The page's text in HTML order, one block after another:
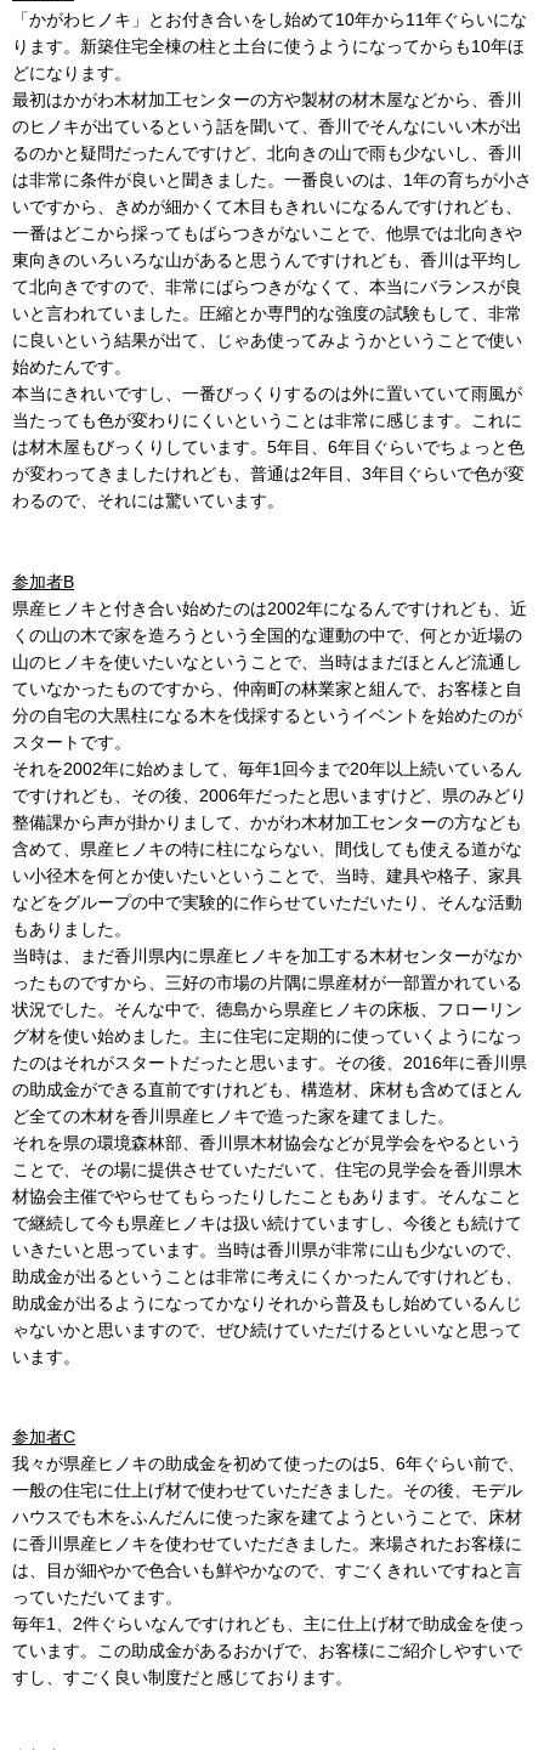
「かがわヒノキ」とお付き合いをし始めて10年から11年ぐらいにな
ります。新築住宅全棟の柱と土台に使うようになってからも10年ほ
どになります。
最初はかがわ木材加工センターの方や製材の材木屋などから、香川
のヒノキが出ているという話を聞いて、香川でそんなにいい木が出
るのかと疑問だったんですけど、北向きの山で雨も少ないし、香川
は非常に条件が良いと聞きました。一番良いのは、1年の育ちが小さ
いですから、きめが細かくて木目もきれいになるんですけれども、
一番はどこから採ってもばらつきがないことで、他県では北向きや
東向きのいろいろな山があると思うんですけれども、香川は平均し
て北向きですので、非常にばらつきがなくて、本当にバランスが良
いと言われていました。圧縮とか専門的な強度の試験もして、非常
に良いという結果が出て、じゃあ使ってみようかということで使い
始めたんです。
本当にきれいですし、一番びっくりするのは外に置いていて雨風が
当たっても色が変わりにくいということは非常に感じます。これに
は材木屋もびっくりしています。5年目、6年目ぐらいでちょっと色
が変わってきましたけれども、普通は2年目、3年目ぐらいで色が変
わるので、それには驚いています。
参加者B
県産ヒノキと付き合い始めたのは2002年になるんですけれども、近
くの山の木で家を造ろうという全国的な運動の中で、何とか近場の
山のヒノキを使いたいなということで、当時はまだほとんど流通し
ていなかったものですから、仲南町の林業家と組んで、お客様と自
分の自宅の大黒柱になる木を伐採するというイベントを始めたのが
スタートです。
それを2002年に始めまして、毎年1回今まで20年以上続いているん
ですけれども、その後、2006年だったと思いますけど、県のみどり
整備課から声が掛かりまして、かがわ木材加工センターの方なども
含めて、県産ヒノキの特に柱にならない、間伐しても使える道がな
い小径木を何とか使いたいということで、当時、建具や格子、家具
などをグループの中で実験的に作らせていただいたり、そんな活動
もありました。
当時は、まだ香川県内に県産ヒノキを加工する木材センターがなか
ったものですから、三好の市場の片隅に県産材が一部置かれている
状況でした。そんな中で、徳島から県産ヒノキの床板、フローリン
グ材を使い始めました。主に住宅に定期的に使っていくようになっ
たのはそれがスタートだったと思います。その後、2016年に香川県
の助成金ができる直前ですけれども、構造材、床材も含めてほとん
ど全ての木材を香川県産ヒノキで造った家を建てました。
それを県の環境森林部、香川県木材協会などが見学会をやるという
ことで、その場に提供させていただいて、住宅の見学会を香川県木
材協会主催でやらせてもらったりしたこともあります。そんなこと
で継続して今も県産ヒノキは扱い続けていますし、今後とも続けて
いきたいと思っています。当時は香川県が非常に山も少ないので、
助成金が出るということは非常に考えにくかったんですけれども、
助成金が出るようになってかなりそれから普及もし始めているんじ
ゃないかと思いますので、ぜひ続けていただけるといいなと思って
います。
参加者C
我々が県産ヒノキの助成金を初めて使ったのは5、6年ぐらい前で、
一般の住宅に仕上げ材で使わせていただきました。その後、モデル
ハウスでも木をふんだんに使った家を建てようということで、床材
に香川県産ヒノキを使わせていただきました。来場されたお客様に
は、目が細やかで色合いも鮮やかなので、すごくきれいですねと言
っていただいてます。
毎年1、2件ぐらいなんですけれども、主に仕上げ材で助成金を使っ
ています。この助成金があるおかげで、お客様にご紹介しやすいで
すし、すごく良い制度だと感じております。